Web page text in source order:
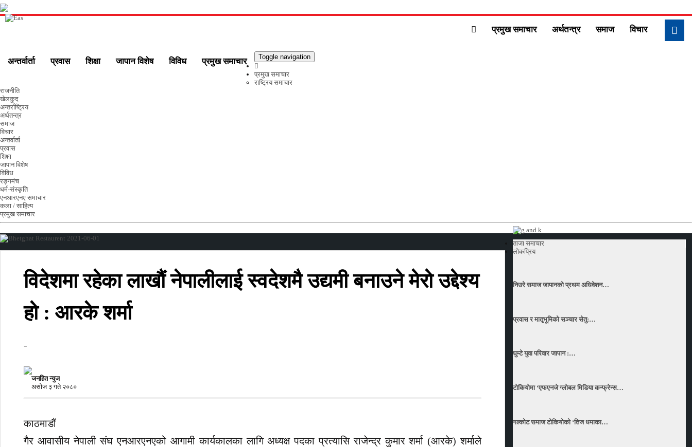
प्रमुख समाचार अर्थतन्त्र समाज विचार
अन्तर्वार्ता प्रवास शिक्षा जापान विशेष विविध प्रमुख समाचार Toggle navigation
प्रमुख समाचार
राष्ट्रिय समाचार
राजनीति
खेलकुद
अन्तर्राष्ट्रिय
अर्थतन्त्र
समाज
विचार
अन्तर्वार्ता
प्रवास
शिक्षा
जापान विशेष
विविध
रङ्गमंच
धर्म-संस्कृति
एनआरएनए समाचार
कला / साहित्य
प्रमुख समाचार
विदेशमा रहेका लाखौं नेपालीलाई स्वदेशमै उद्यमी बनाउने मेरो उद्देश्य
हो : आरके शर्मा
-
जनहित न्युज
असाेज ३ गते २०८०
काठमाडौं
गैर आवासीय नेपाली संघ एनआरएनएको आगामी कार्यकालका लागि अध्यक्ष पदका प्रत्यासि राजेन्द्र कुमार शर्मा (आरके) शर्माले
ताजा समाचार
लोकप्रिय
निउरे समाज जापानको प्रथम अधिवेशन…
प्रवास र मातृभूमिको सञ्चार सेतु:…
घुम्टे युवा परिवार जापान :…
टोकियोमा ‘एफएनजे ग्लोबल मिडिया कन्फ्रेन्स…
गल्कोट समाज टोकियोको ‘तिज धमाका…